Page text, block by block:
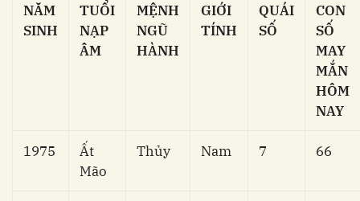
NĂM
SINH
TUỔI
NẠP
ÂM
MỆNH
NGŨ
HÀNH
GIỚI
TÍNH
QUÁI
SỐ
CON
SỐ
MAY
MẮN
HÔM
NAY
1975
Ất
Mão
Thủy Nam 7 66